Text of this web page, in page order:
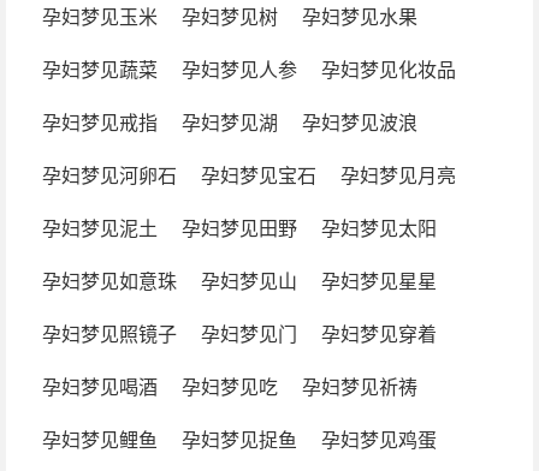
孕妇梦见玉米
孕妇梦见树
孕妇梦见水果
孕妇梦见蔬菜
孕妇梦见人参
孕妇梦见化妆品
孕妇梦见戒指
孕妇梦见湖
孕妇梦见波浪
孕妇梦见河卵石
孕妇梦见宝石
孕妇梦见月亮
孕妇梦见泥土
孕妇梦见田野
孕妇梦见太阳
孕妇梦见如意珠
孕妇梦见山
孕妇梦见星星
孕妇梦见照镜子
孕妇梦见门
孕妇梦见穿着
孕妇梦见喝酒
孕妇梦见吃
孕妇梦见祈祷
孕妇梦见鲤鱼
孕妇梦见捉鱼 孕妇梦见鸡蛋